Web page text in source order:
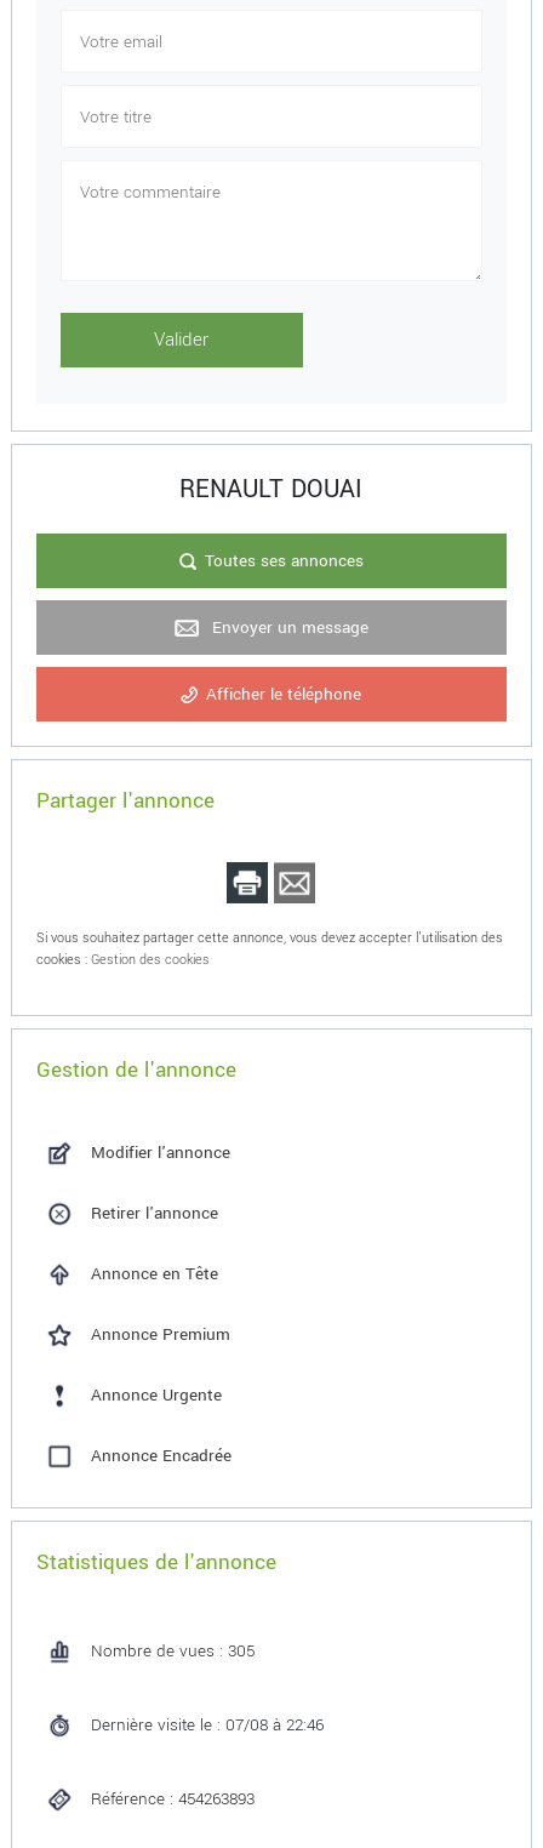
RENAULT DOUAI
Toutes ses annonces
Envoyer un message
Afficher le téléphone
Partager l'annonce
Si vous souhaitez partager cette annonce, vous devez accepter l'utilisation des
cookies : Gestion des cookies
Gestion de l'annonce
Modifier l'annonce
Retirer l'annonce
Annonce en Tête
Annonce Premium
Annonce Urgente
Annonce Encadrée
Statistiques de l'annonce
Nombre de vues : 305
Dernière visite le : 07/08 à 22:46
Référence : 454263893